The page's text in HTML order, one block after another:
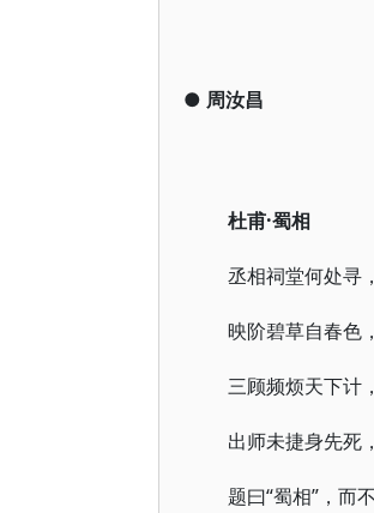
● 周汝昌
杜甫·蜀相
丞相祠堂何处寻
映阶碧草自春色
三顾频烦天下计
出师未捷身先死
题曰“蜀相”，而